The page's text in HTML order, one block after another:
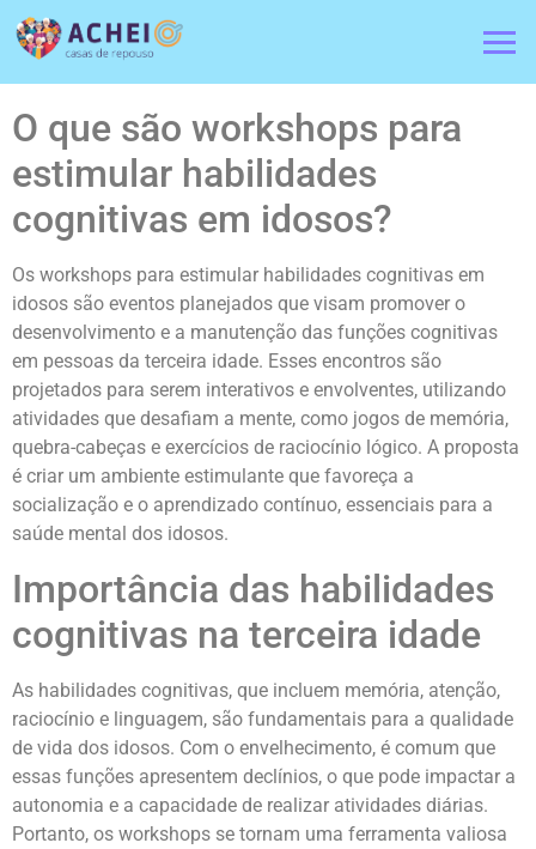
O que são workshops para
estimular habilidades
cognitivas em idosos?
Os workshops para estimular habilidades cognitivas em
idosos são eventos planejados que visam promover o
desenvolvimento e a manutenção das funções cognitivas
em pessoas da terceira idade. Esses encontros são
projetados para serem interativos e envolventes, utilizando
atividades que desafiam a mente, como jogos de memória,
quebra-cabeças e exercícios de raciocínio lógico. A proposta
é criar um ambiente estimulante que favoreça a
socialização e o aprendizado contínuo, essenciais para a
saúde mental dos idosos.
Importância das habilidades
cognitivas na terceira idade
As habilidades cognitivas, que incluem memória, atenção,
raciocínio e linguagem, são fundamentais para a qualidade
de vida dos idosos. Com o envelhecimento, é comum que
essas funções apresentem declínios, o que pode impactar a
autonomia e a capacidade de realizar atividades diárias.
Portanto, os workshops se tornam uma ferramenta valiosa